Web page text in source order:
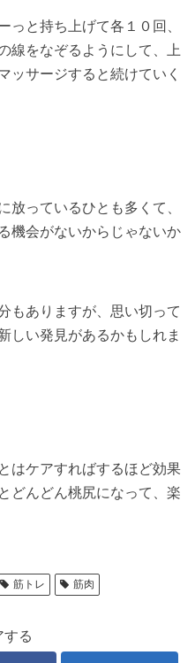
っと持ち上げて各１０回、
線をなぞるようにして、上
ッサージすると続けていく
放っているひとも多くて、
機会がないからじゃないか
もありますが、思い切って
しい発見があるかもしれま
はケアすればするほど効果
どんどん桃尻になって、楽
筋トレ 筋肉
する